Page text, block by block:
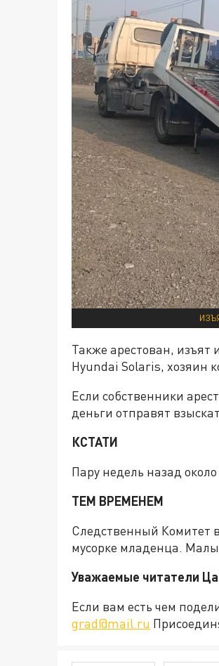
Также арестован, изъят
Hyundai Solaris, хозяин
Если собственники
деньги отправят
КСТАТИ
Пару недель назад
ТЕМ ВРЕМЕНЕМ
Следственный Комитет
мусорке младенца.
Уважаемые читатели
Если вам есть чем
grad@mail.ru